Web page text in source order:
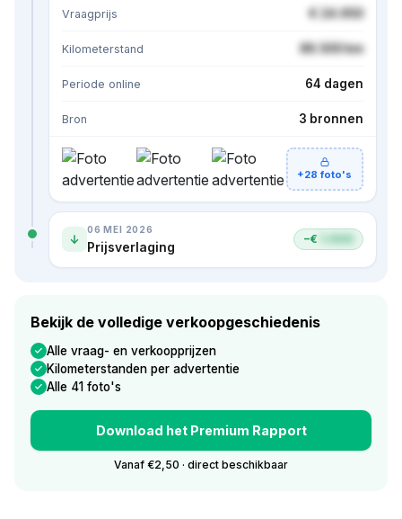
Vraagprijs € 24.950
Kilometerstand 86.500 km
Periode online 64 dagen
Bron 3 bronnen
+28 foto's
06 MEI 2026
Prijsverlaging −€
Bekijk de volledige verkoopgeschiedenis
Alle vraag- en verkoopprijzen
Kilometerstanden per advertentie
Alle 41 foto's
Download het Premium Rapport
Vanaf €2,50 · direct beschikbaar